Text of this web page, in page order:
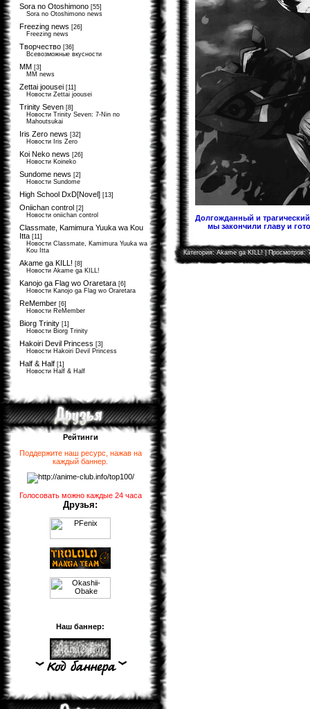
Sora no Otoshimono [55]
Sora no Otoshimono news
Freezing news [26]
Freezing news
Творчество [36]
Всевозможные вкусности
MM [3]
MM news
Zettai joousei [11]
Новости Zettai joousei
Trinity Seven [8]
Новости Trinity Seven: 7-Nin no
Mahoutsukai
Iris Zero news [32]
Новости Iris Zero
Koi Neko news [26]
Новости Koineko
Sundome news [2]
Новости Sundome
High School DxD[Novel] [13]
Oniichan control [2]
Новости oniichan control
Classmate, Kamimura Yuuka wa Kou
Itta [11]
Новости Classmate, Kamimura Yuuka wa
Kou Itta
Akame ga KILL! [8]
Новости Akame ga KILL!
Kanojo ga Flag wo Oraretara [6]
Новости Kanojo ga Flag wo Oraretara
ReMember [6]
Новости ReMember
Biorg Trinity [1]
Новости Biorg Trinity
Hakoiri Devil Princess [3]
Новости Hakoiri Devil Princess
Half & Half [1]
Новости Half & Half
Рейтинги
Поддержите наш ресурс, нажав на
каждый баннер
Голосовать можно каждые 24 часа
Друзья:
Наш баннер:
Долгожданный и
мы закончили главу и
Категория:Akame ga KILL!| Просмотров: